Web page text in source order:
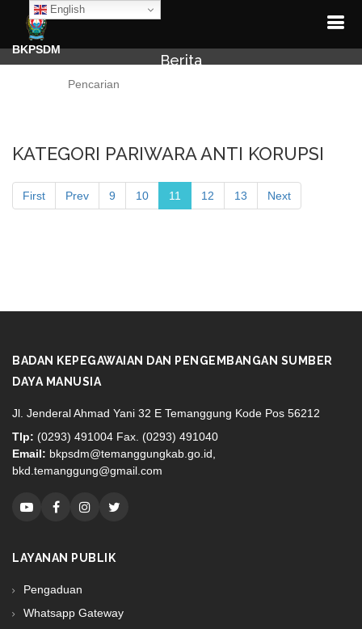
English
BKPSDM
Berita
KATEGORI PARIWARA ANTI KORUPSI
First Prev 9 10 11 12 13 Next
BADAN KEPEGAWAIAN DAN PENGEMBANGAN SUMBER
DAYA MANUSIA
Jl. Jenderal Ahmad Yani 32 E Temanggung Kode Pos 56212
Tlp: (0293) 491004 Fax. (0293) 491040
Email: bkpsdm@temanggungkab.go.id,
bkd.temanggung@gmail.com
LAYANAN PUBLIK
Pengaduan
Whatsapp Gateway